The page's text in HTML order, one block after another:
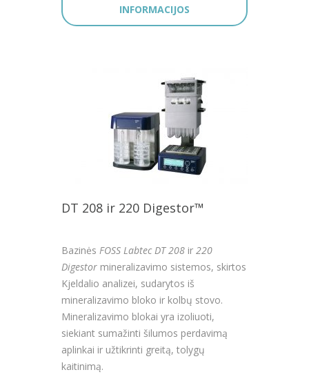
INFORMACIJOS
DT 208 ir 220 Digestor™
Bazinės FOSS Labtec DT 208 ir 220
Digestor mineralizavimo sistemos, skirtos
Kjeldalio analizei, sudarytos iš
mineralizavimo bloko ir kolbų stovo.
Mineralizavimo blokai yra izoliuoti,
siekiant sumažinti šilumos perdavimą
aplinkai ir užtikrinti greitą, tolygų
kaitinimą.